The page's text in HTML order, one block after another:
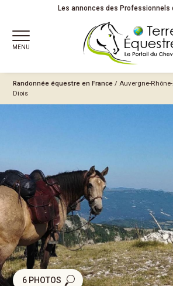
Les annonces des Professionnels
MENU
Randonnée équestre en France /Auvergne-
Diois
6 PHOTOS